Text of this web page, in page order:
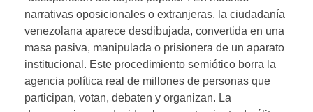
narrativas oposicionales o extranjeras, la ciudadanía
venezolana aparece desdibujada, convertida en una
masa pasiva, manipulada o prisionera de un aparato
institucional. Este procedimiento semiótico borra la
agencia política real de millones de personas que
participan, votan, debaten y organizan. La